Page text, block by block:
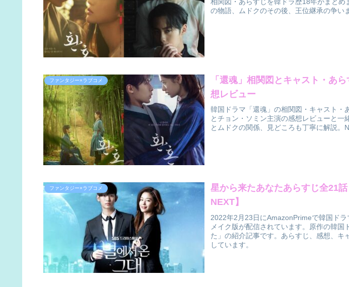
の物語、ムドクのその後、王位継承の争い
ファンタジー×ラブコメ
「還魂」相関図とキャスト・あ
想レビュー
韓国ドラマ「還魂」の相関図・キャスト・
とチョン・ソミン主演の感想レビューと一
とムドクの関係、見どころも丁寧に解説。
ファンタジー×ラブコメ
星から来たあなたあらすじ全21
NEXT】
2022年2月23日にAmazonPrimeで韓国ドラ
メイク版が配信されています。原作の韓国
た」の紹介記事です。あらすじ、感想、キ
しています。